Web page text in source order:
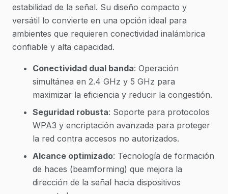
estabilidad de la señal. Su diseño compacto y
versátil lo convierte en una opción ideal para
ambientes que requieren conectividad inalámbrica
confiable y alta capacidad.
Conectividad dual banda: Operación
simultánea en 2.4 GHz y 5 GHz para
maximizar la eficiencia y reducir la congestión.
Seguridad robusta: Soporte para protocolos
WPA3 y encriptación avanzada para proteger
la red contra accesos no autorizados.
Alcance optimizado: Tecnología de formación
de haces (beamforming) que mejora la
dirección de la señal hacia dispositivos